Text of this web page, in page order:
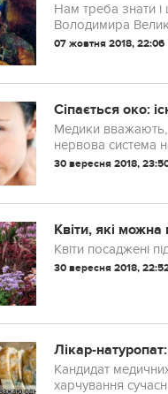
Нам треба знати і
Володимира
останнього 200
07 жовтня 2018, 22:06
Сіпається око:
Медики вважають,
нервова система
30 вересня 2018,
Квіти, які
Квіти посаджені
30 вересня 2018,
Лікар-
Кандидат
харчування